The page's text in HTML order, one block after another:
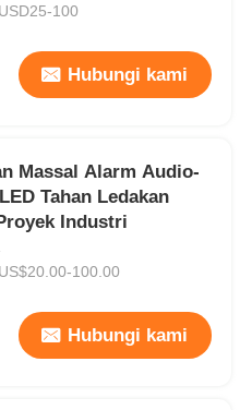
100
Hubungi kami
Massal Alarm Audio-
Tahan Ledakan
Industri
100.00
Hubungi kami